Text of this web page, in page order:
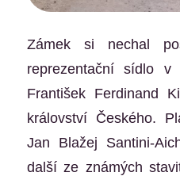
Zámek si nechal
reprezentační sídlo v
František Ferdinand
království Českého.
Jan Blažej Santini-
další ze známých